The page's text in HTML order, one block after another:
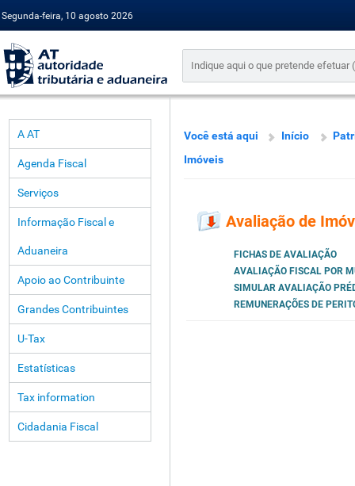
Segunda-feira, 10 agosto 2026
A AT
Agenda Fiscal
Serviços
Informação Fiscal e
Aduaneira
Apoio ao Contribuinte
Grandes Contribuintes
U-Tax
Estatísticas
Tax information
Cidadania Fiscal
Você está aqui Início
Imóveis
Avaliação de
FICHAS DE AVALIAÇÃO
AVALIAÇÃO FISCAL POR
SIMULAR AVALIAÇÃO
REMUNERAÇÕES DE